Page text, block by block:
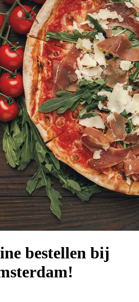
bestellen bij